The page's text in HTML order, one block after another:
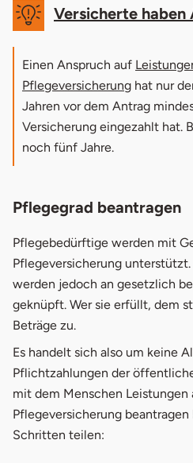
Versicherte haben
Einen Anspruch auf
Pflegeversicherung hat nur
Jahren vor dem Antrag
Versicherung eingezahlt hat.
noch fünf Jahre.
Pflegegrad beantragen
Pflegebedürftige werden mit
Pflegeversicherung
werden jedoch an gesetzlich
geknüpft. Wer sie erfüllt, dem
Beträge zu.
Es handelt sich also um keine
Pflichtzahlungen der
mit dem Menschen Leistungen
Pflegeversicherung
Schritten teilen: